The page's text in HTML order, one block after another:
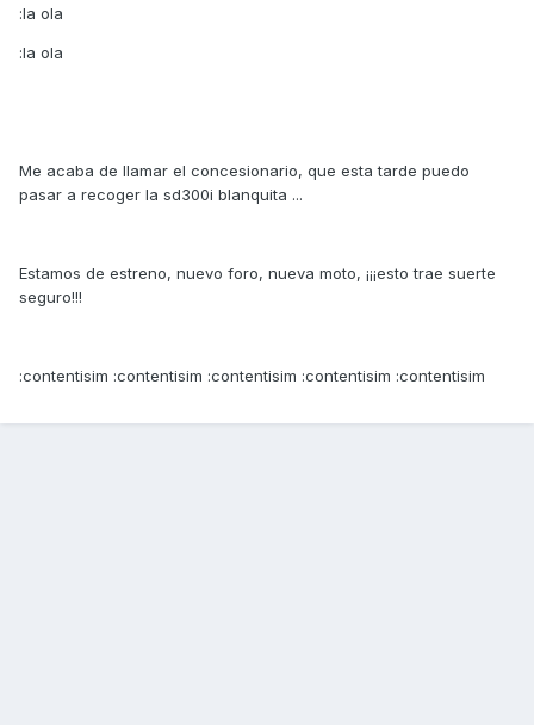
:la ola
:la ola
Me acaba de llamar el concesionario, que esta tarde puedo
pasar a recoger la sd300i blanquita ...
Estamos de estreno, nuevo foro, nueva moto, ¡¡¡esto trae suerte
seguro!!!
:contentisim :contentisim :contentisim :contentisim :contentisim